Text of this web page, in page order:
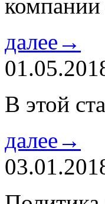
далее→
В этой
далее→